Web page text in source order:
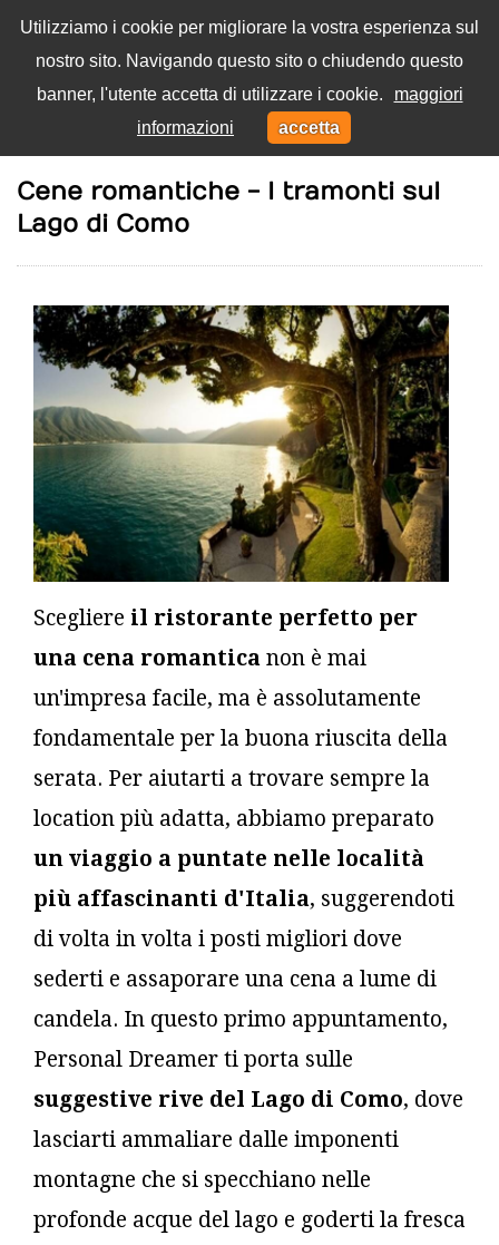
Utilizziamo i cookie per migliorare la vostra esperienza sul
nostro sito. Navigando questo sito o chiudendo questo
banner, l'utente accetta di utilizzare i cookie.
maggiori
informazioni
accetta
Menu
Cene romantiche - I tramonti sul
Lago di Como
Scegliere il ristorante perfetto per
una cena romantica non è mai
un'impresa facile, ma è assolutamente
fondamentale per la buona riuscita della
serata. Per aiutarti a trovare sempre la
location più adatta, abbiamo preparato
un viaggio a puntate nelle località
più affascinanti d'Italia, suggerendoti
di volta in volta i posti migliori dove
sederti e assaporare una cena a lume di
candela. In questo primo appuntamento,
Personal Dreamer ti porta sulle
suggestive rive del Lago di Como, dove
lasciarti ammaliare dalle imponenti
montagne che si specchiano nelle
profonde acque del lago e goderti la fresca